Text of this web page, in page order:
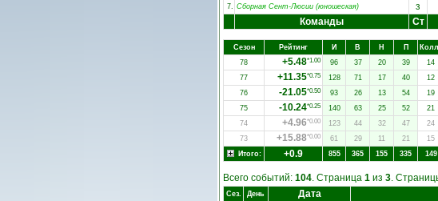
7. Сборная Сент-Люсии (юношеская) з
Команды Ст
Сезон Рейтинг И В Н П
78
+5.48*1.00 96 37 20 39 14
77
+11.35*0.75 128 71 17 40 12
76
-21.05*0.50 93 26 13 54 19
75
-10.24*0.25 140 63 25 52 21
74
+4.96*0.00 123 44 32 47 24
73
+15.88*0.00 61 29 11 21 15
Итого:
+0.9 855 365 155 335 149
Всего событий: 104. Страница 1 из 3.
Сез. День Дата